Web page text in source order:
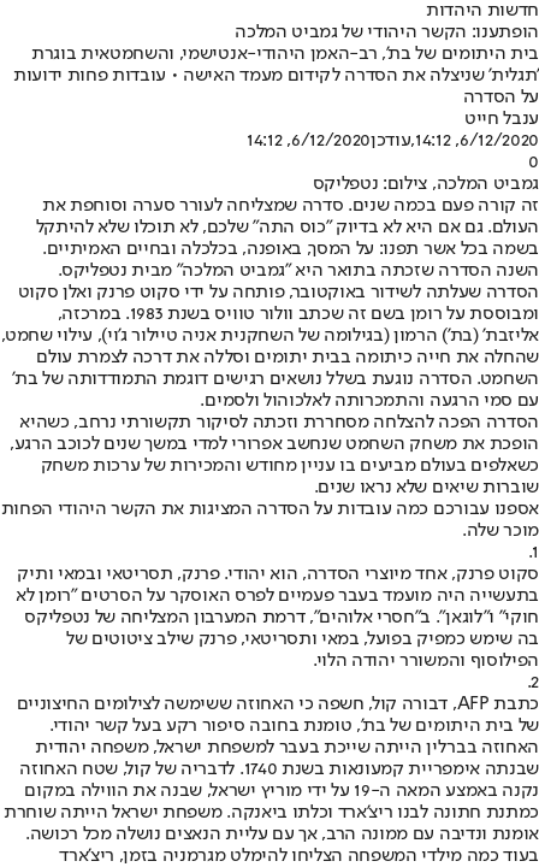
חדשות היהדות
הופתענו: הקשר היהודי של גמביט המלכה
בית היתומים של בת', רב-האמן היהודי-אנטישמי, והשחמטאית בוגרת
'תגלית' שניצלה את הסדרה לקידום מעמד האישה • עובדות פחות ידועות
על הסדרה
ענבל חייט
6/12/2020, 14:12
,עודכן6/12/2020, 14:12
0
גמביט המלכה, צילום: נטפליקס
זה קורה פעם בכמה שנים. סדרה שמצליחה לעורר סערה וסוחפת את
העולם. גם אם היא לא בדיוק "כוס התה" שלכם, לא תוכלו שלא להיתקל
בשמה בכל אשר תפנו: על המסך, באופנה, בכלכלה ובחיים האמיתיים.
השנה הסדרה שזכתה בתואר היא "גמביט המלכה" מבית נטפליקס.
הסדרה שעלתה לשידור באוקטובר, פותחה על ידי סקוט פרנק ואלן סקוט
ומבוססת על רומן בשם זה שכתב וולור טוויס בשנת 1983. במרכזה,
אליזבת' (בת') הרמון (בגילומה של השחקנית אניה טיילור ג'וי), עילוי שחמט,
שהחלה את חייה כיתומה בבית יתומים וסללה את דרכה לצמרת עולם
השחמט. הסדרה נוגעת בשלל נושאים רגישים דוגמת התמודדותה של בת'
עם סמי הרגעה והתמכרותה לאלכוהול ולסמים.
הסדרה הפכה להצלחה מסחררת וזכתה לסיקור תקשורתי נרחב, כשהיא
הופכת את משחק השחמט שנחשב אפרורי למדי במשך שנים לכוכב הרגע,
כשאלפים בעולם מביעים בו עניין מחודש והמכירות של ערכות משחק
שוברות שיאים שלא נראו שנים.
אספנו עבורכם כמה עובדות על הסדרה המציגות את הקשר היהודי הפחות
מוכר שלה.
1.
סקוט פרנק, אחד מיוצרי הסדרה, הוא יהודי. פרנק, תסריטאי ובמאי ותיק
בתעשייה היה מועמד בעבר פעמיים לפרס האוסקר על הסרטים "רומן לא
חוקי" ו"לוגאן". ב"חסרי אלוהים", דרמת המערבון המצליחה של נטפליקס
בה שימש כמפיק בפועל, במאי ותסריטאי, פרנק שילב ציטוטים של
הפילוסוף והמשורר יהודה הלוי.
2.
כתבת AFP, דבורה קול, חשפה כי האחוזה ששימשה לצילומים החיצוניים
של בית היתומים של בת', טומנת בחובה סיפור רקע בעל קשר יהודי.
האחוזה בברלין הייתה שייכת בעבר למשפחת ישראל, משפחה יהודית
שבנתה אימפריית קמעונאות בשנת 1740. לדבריה של קול, שטח האחוזה
נקנה באמצע המאה ה-19 על ידי מוריץ ישראל, שבנה את הווילה במקום
כמתנת חתונה לבנו ריצ'ארד וכלתו ביאנקה. משפחת ישראל הייתה שוחרת
אומנת ונדיבה עם ממונה הרב, אך עם עליית הנאצים נושלה מכל רכושה.
בעוד כמה מילדי המשפחה הצליחו להימלט מגרמניה בזמן, ריצ'ארד